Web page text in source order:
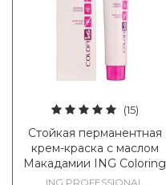
(15)
Стойкая перманентная
крем-краска с маслом
Макадамии ING Coloring
Cream With Macadamia Oil
ING PROFESSIONAL